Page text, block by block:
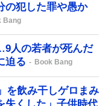
の犯した罪や愚か
Bang
人の若者が死んだ
迫る
Book Bang
を飲み干しゲロまみ